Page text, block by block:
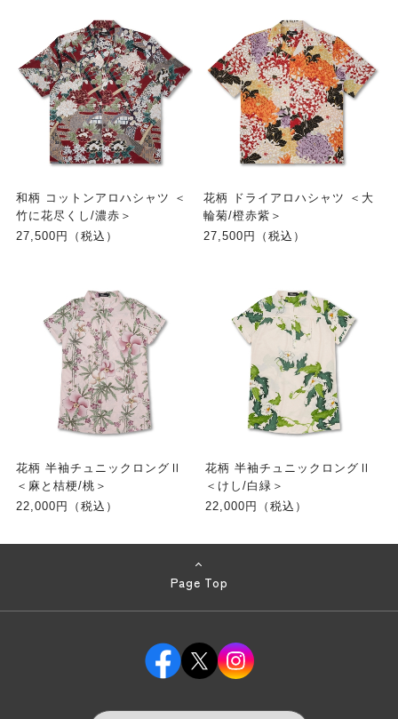
和柄 コットンアロハシャツ ＜
竹に花尽くし/濃赤＞
27,500円（税込）
花柄 ドライアロハシャツ ＜大
輪菊/橙赤紫＞
27,500円（税込）
花柄 半袖チュニックロングⅡ
＜麻と桔梗/桃＞
22,000円（税込）
花柄 半袖チュニックロングⅡ
＜けし/白緑＞
22,000円（税込）
Page Top